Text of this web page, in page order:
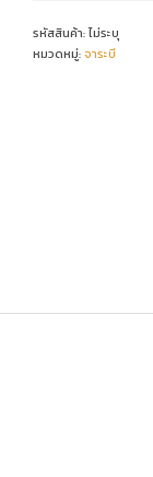
รหัสสินค้า:ไม่ระบุ
หมวดหมู่:จาระบี